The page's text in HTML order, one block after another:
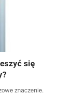
się
znaczenie.